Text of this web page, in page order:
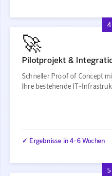
4
🚀
Pilotprojekt &
Schneller Proof of Concept
Ihre bestehende IT-
✓ Ergebnisse in 4-6 Wochen
5